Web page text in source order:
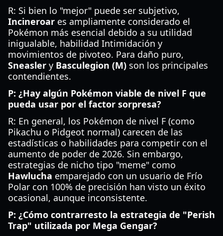
R: Si bien lo "mejor" puede ser subjetivo,
Incineroar es ampliamente considerado el
Pokémon más esencial debido a su utilidad
inigualable, habilidad Intimidación y
movimientos de pivoteo. Para daño puro,
Sneasler y Basculegion (M) son los principales
contendientes.
P: ¿Hay algún Pokémon viable de nivel F que
pueda usar por el factor sorpresa?
R: En general, los Pokémon de nivel F (como
Pikachu o Pidgeot normal) carecen de las
estadísticas o habilidades para competir con el
aumento de poder de 2026. Sin embargo,
estrategias de nicho tipo "meme" como
Hawlucha emparejado con un usuario de Frío
Polar con 100% de precisión han visto un éxito
ocasional, aunque inconsistente.
P: ¿Cómo contrarresto la estrategia de "Perish
Trap" utilizada por Mega Gengar?